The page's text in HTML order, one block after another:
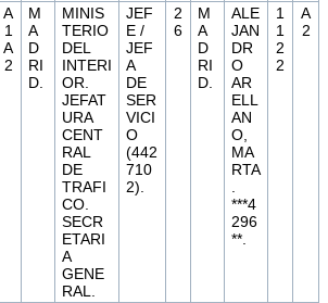
A
1
A
2
M
A
D
RI
D.
MINIS
TERIO
DEL
INTERI
OR.
JEFAT
URA
CENT
RAL
DE
TRAFI
CO.
SECR
ETARI
A
GENE
RAL.
JEF
E /
JEF
A
DE
SER
VICI
O
(442
710
2).
2
6
M
A
D
RI
D.
ALE
JAN
DR
O
AR
ELL
AN
O,
MA
RTA
***4
296
**.
1
1
2
2
A
2